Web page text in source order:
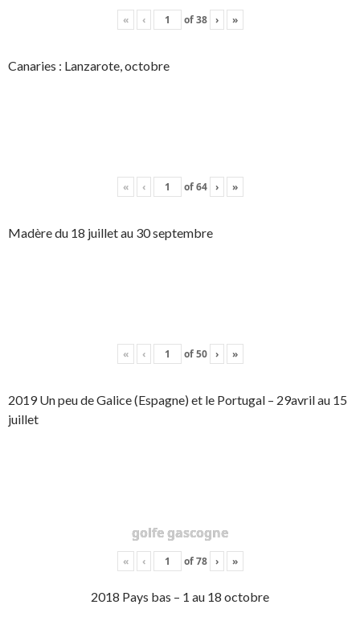
« ‹ of38 › »
Canaries : Lanzarote, octobre
« ‹ of64 › »
Madère du 18 juillet au 30 septembre
« ‹ of50 › »
2019 Un peu de Galice (Espagne) et le Portugal – 29avril au 15
juillet
golfe gascogne
« ‹ of78 › »
2018 Pays bas – 1 au 18 octobre